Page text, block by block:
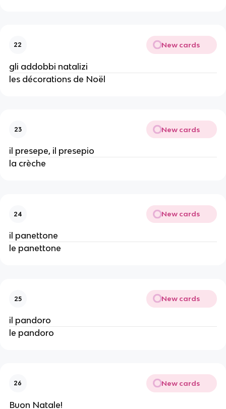
22 New cards
gli addobbi natalizi
les décorations de Noël
23 New cards
il presepe, il presepio
la crèche
24 New cards
il panettone
le panettone
25 New cards
il pandoro
le pandoro
26 New cards
Buon Natale!